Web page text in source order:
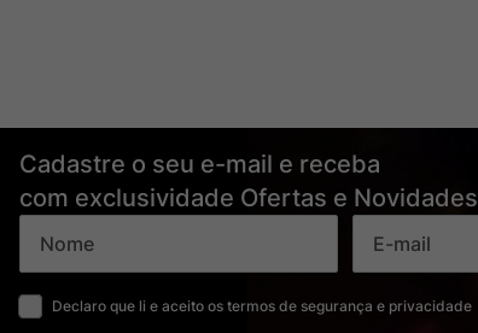
Cadastre o seu e-mail e receba
com exclusividade Ofertas e Novidades
Declaro que li e aceito os termos de segurança e privacidade